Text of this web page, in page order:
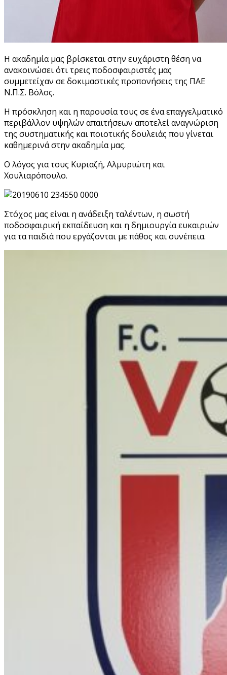
Η ακαδημία μας βρίσκεται στην ευχάριστη θέση να
ανακοινώσει ότι τρεις ποδοσφαιριστές μας
συμμετείχαν σε δοκιμαστικές προπονήσεις της ΠΑΕ
Ν.Π.Σ. Βόλος.
Η πρόσκληση και η παρουσία τους σε ένα επαγγελματικό
περιβάλλον υψηλών απαιτήσεων αποτελεί αναγνώριση
της συστηματικής και ποιοτικής δουλειάς που γίνεται
καθημερινά στην ακαδημία μας.
Ο λόγος για τους Κυριαζή, Αλμυριώτη και
Χουλιαρόπουλο.
Στόχος μας είναι η ανάδειξη ταλέντων, η σωστή
ποδοσφαιρική εκπαίδευση και η δημιουργία ευκαιριών
για τα παιδιά που εργάζονται με πάθος και συνέπεια.